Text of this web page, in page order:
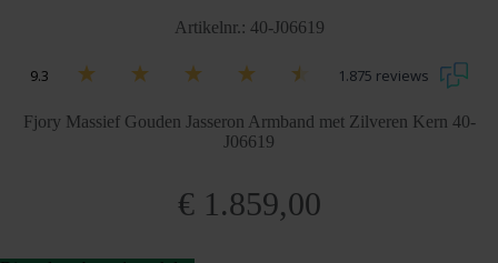
Artikelnr.: 40-J06619
9.3 1.875 reviews
Fjory Massief Gouden Jasseron Armband met Zilveren Kern 40-
J06619
€ 1.859,00